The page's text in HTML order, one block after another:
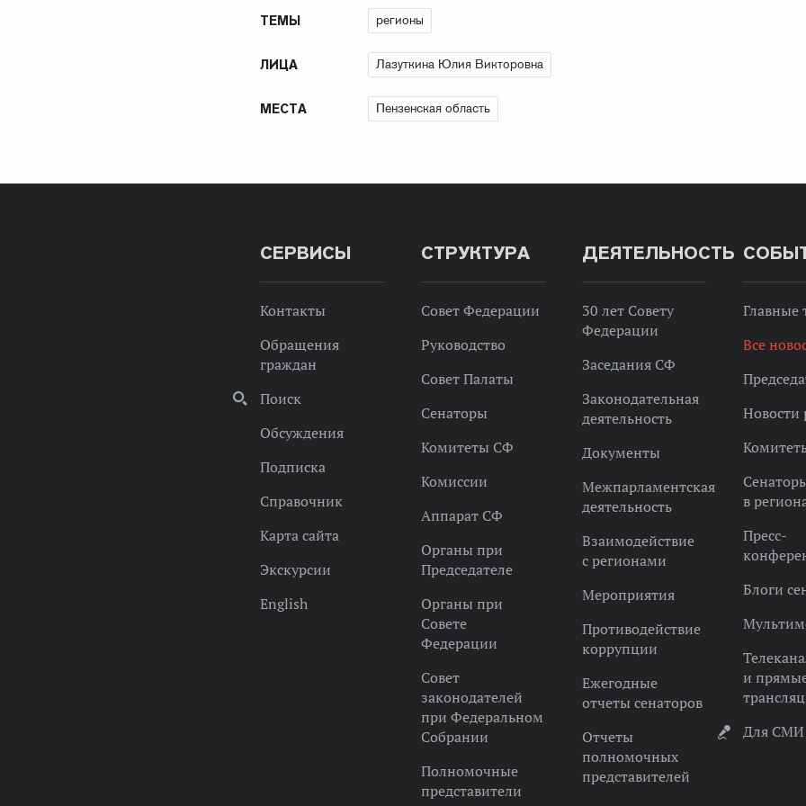
ТЕМЫ регионы
ЛИЦА Лазуткина Юлия Викторовна
МЕСТА Пензенская область
СЕРВИСЫ
Контакты
Обращения
граждан
Поиск
Обсуждения
Подписка
Справочник
Карта сайта
Экскурсии
English
СТРУКТУРА
Совет Федерации
Руководство
Совет Палаты
Сенаторы
Комитеты СФ
Комиссии
Аппарат СФ
Органы при
Председателе
Органы при
Совете
Федерации
Совет
законодателей
при Федеральном
Собрании
Полномочные
представители
ДЕЯТЕЛЬНОСТЬ
30 лет Совету
Федерации
Заседания СФ
Законодательная
деятельность
Документы
Межпарламентская
деятельность
Взаимодействие
с регионами
Мероприятия
Противодействие
коррупции
Ежегодные
отчеты сенаторов
Отчеты
полномочных
представителей
Главные
Все
Новости
в
Пресс-
Блоги
и
Для СМИ